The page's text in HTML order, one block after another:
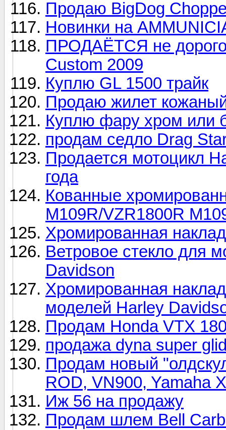
Продаю BigDog
Новинки на
ПРОДАЁТСЯ не
Custom 2009
Куплю GL 1500 трайк
Продаю жилет
Куплю фару хром или
продам седло Drag
Продается мотоцикл
года
Кованные
M109R/VZR1800R
Хромированная
Ветровое стекло для
Davidson
Хромированная
моделей Harley
Продам Honda VTX
продажа dyna super
Продам новый
ROD, VN900, Yamaha
Иж 56 на продажу
Продам шлем Bell